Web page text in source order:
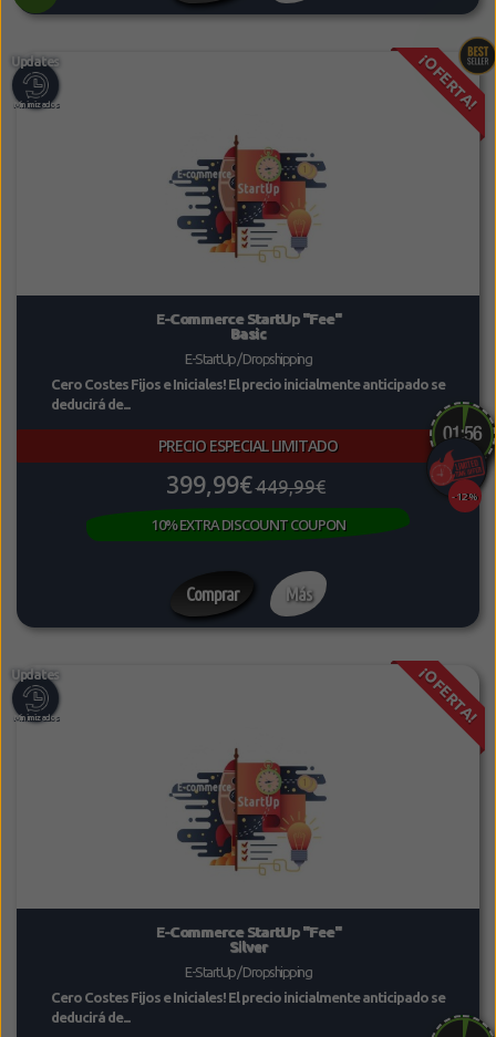
¡OFERTA!
E-Commerce StartUp "Fee"
Basic
E-StartUp / Dropshipping
Cero Costes Fijos e Iniciales! El precio inicialmente anticipado se
deducirá de...
PRECIO ESPECIAL LIMITADO
10% EXTRA DISCOUNT COUPON
399,99€449,99€ -12%
Comprar Más
¡OFERTA!
E-Commerce StartUp "Fee"
Silver
E-StartUp / Dropshipping
Cero Costes Fijos e Iniciales! El precio inicialmente anticipado se
deducirá de...